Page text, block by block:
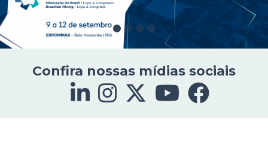
Confira nossas mídias sociais